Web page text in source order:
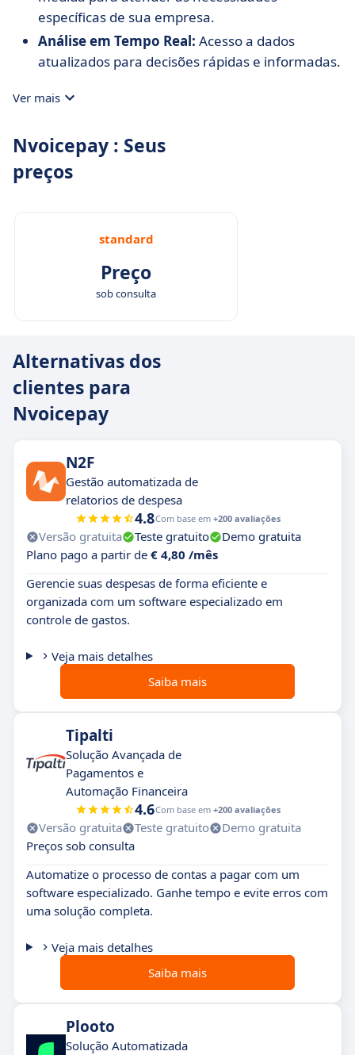
específicas de sua empresa.
Análise em Tempo Real: Acesso a dados
atualizados para decisões rápidas e informadas.
Ver mais
Nvoicepay : Seus
preços
standard
Preço
sob consulta
Alternativas dos
clientes para
Nvoicepay
N2F
Gestão automatizada de
relatorios de despesa
4.8Com base em +200 avaliações
Versão gratuita Teste gratuito
Demo gratuita
Plano pago a partir de € 4,80 /mês
Gerencie suas despesas de forma eficiente e
organizada com um software especializado em
controle de gastos.
Veja mais detalhes
Saiba mais
Tipalti
Solução Avançada de
Pagamentos e
Automação Financeira
4.6Com base em +200 avaliações
Versão gratuita Teste gratuito
Demo gratuita
Preços sob consulta
Automatize o processo de contas a pagar com um
software especializado. Ganhe tempo e evite erros com
uma solução completa.
Veja mais detalhes
Saiba mais
Plooto
Solução Automatizada